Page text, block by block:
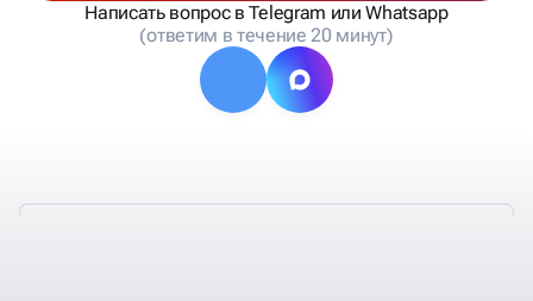
Написать вопрос в Telegram или Whatsapp
(ответим в течение 20 минут)